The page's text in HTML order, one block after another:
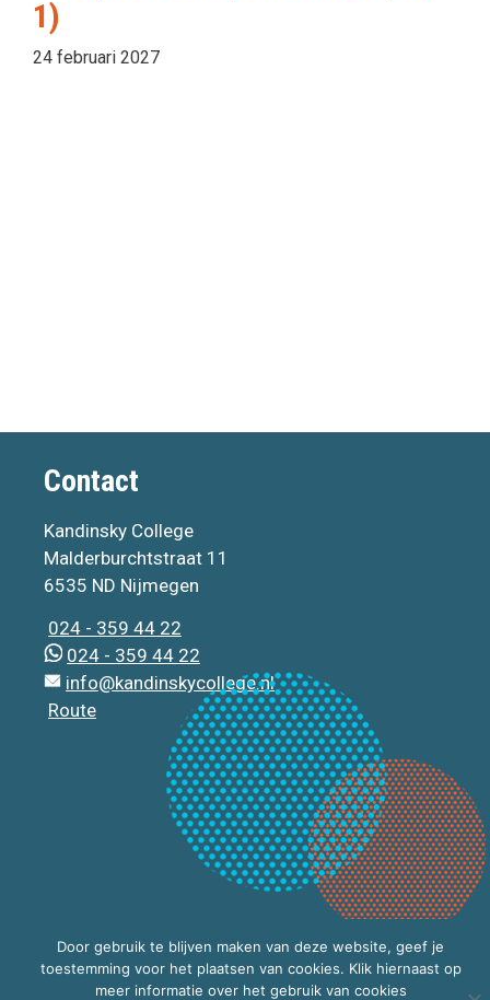
1)
24 februari 2027
Contact
Kandinsky College
Malderburchtstraat 11
6535 ND Nijmegen
024 - 359 44 22
024 - 359 44 22
info@kandinskycollege.nl
Route
Door gebruik te blijven maken van deze website, geef je
toestemming voor het plaatsen van cookies. Klik hiernaast op
meer informatie over het gebruik van cookies